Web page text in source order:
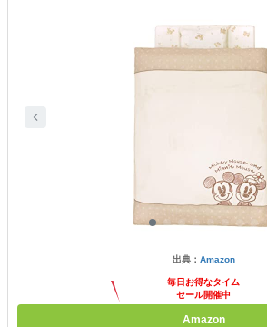
出典： Amazon
毎日お得なタイム
セール開催中
Amazon